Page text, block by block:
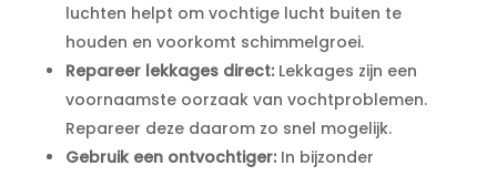
luchten helpt om vochtige lucht buiten te
houden en voorkomt schimmelgroei.​
Repareer lekkages direct:Lekkages zijn een
voornaamste oorzaak van vochtproblemen.​
Repareer deze daarom zo snel mogelijk.​
Gebruik een ontvochtiger:In bijzonder